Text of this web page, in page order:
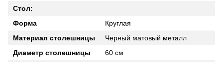
Стол:
Форма
Круглая
Материал столешницы
Черный матовый металл
Диаметр столешницы
60 см